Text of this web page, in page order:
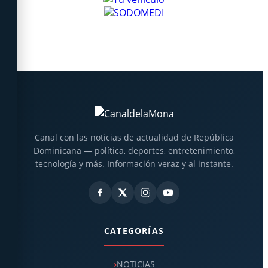
Canal con las noticias de actualidad de República
Dominicana — política, deportes, entretenimiento,
tecnología y más. Información veraz y al instante.
CATEGORÍAS
NOTICIAS